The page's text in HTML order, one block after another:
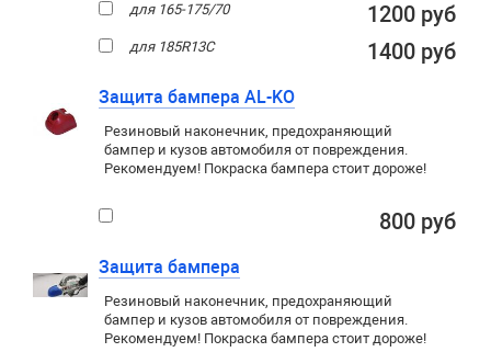
для 165-175/70 1200 руб
для 185R13C 1400 руб
Защита бампера AL-KO
Резиновый наконечник, предохраняющий
бампер и кузов автомобиля от повреждения.
Рекомендуем! Покраска бампера стоит дороже!
800 руб
Защита бампера
Резиновый наконечник, предохраняющий
бампер и кузов автомобиля от повреждения.
Рекомендуем! Покраска бампера стоит дороже!